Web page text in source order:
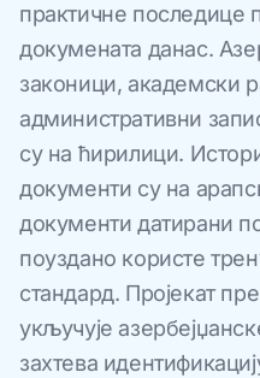
практичне последице
докумената данас.
законици, академски
административни
су на ћирилици.
документи су на
документи датирани
поуздано користе
стандард. Пројекат
укључује
захтева